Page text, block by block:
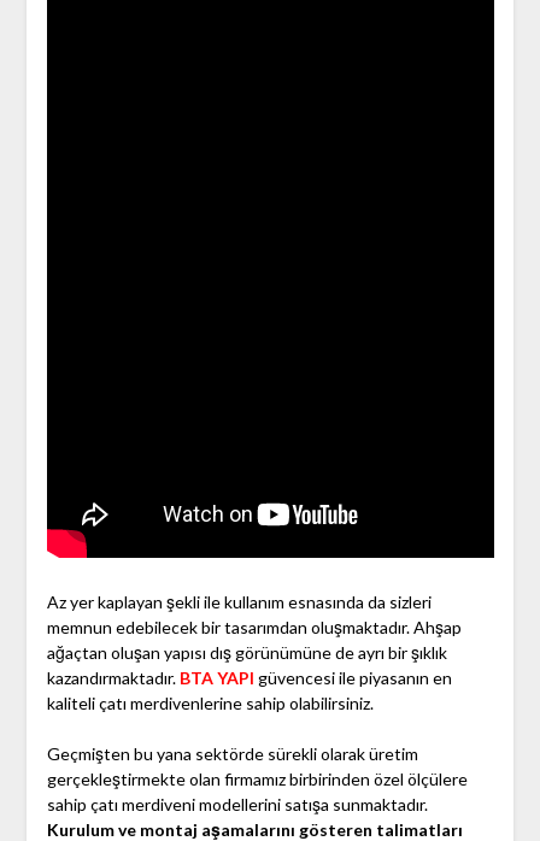
Az yer kaplayan şekli ile kullanım esnasında da sizleri
memnun edebilecek bir tasarımdan oluşmaktadır. Ahşap
ağaçtan oluşan yapısı dış görünümüne de ayrı bir şıklık
kazandırmaktadır. BTA YAPI güvencesi ile piyasanın en
kaliteli çatı merdivenlerine sahip olabilirsiniz.
Geçmişten bu yana sektörde sürekli olarak üretim
gerçekleştirmekte olan firmamız birbirinden özel ölçülere
sahip çatı merdiveni modellerini satışa sunmaktadır.
Kurulum ve montaj aşamalarını gösteren talimatları